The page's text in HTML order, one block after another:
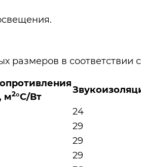
размеров в соответствии
м2°С/Вт
24
29
29
29